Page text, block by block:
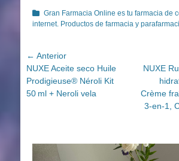
Categorías
Gran Farmacia Online es tu farmacia de
internet. Productos de farmacia y
Navegación
de
entradas
← Anterior
Entrada
anterior:
NUXE Aceite seco Huile
Prodigieuse® Néroli Kit
50 ml + Neroli vela
Entrada
siguiente:
NUXE
Crème
3-en-1,